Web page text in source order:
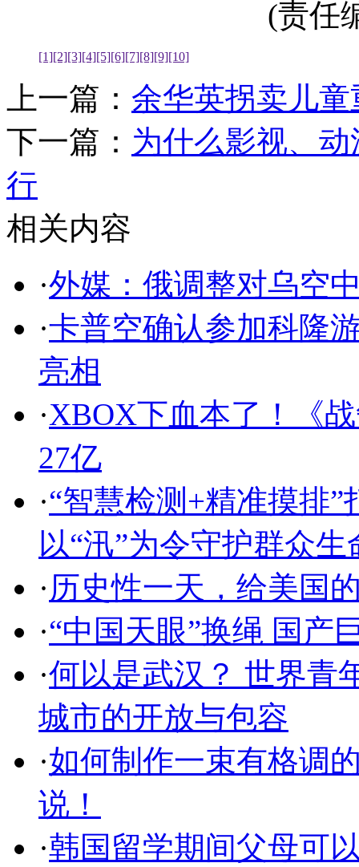
(责任
[1][2][3][4][5][6][7][8][9][10]
上一篇： 余华英拐卖儿
下一篇： 为什么影视、
行
相关内容
·外媒：俄调整对乌空
·卡普空确认参加科隆
亮相
·XBOX下血本了！《
27亿
·“智慧检测+精准摸排”
以“汛”为令守护群众生
·历史性一天，给美国
·“中国天眼”换绳 国产
·何以是武汉？ 世界青
城市的开放与包容
·如何制作一束有格调
说！
·韩国留学期间父母可